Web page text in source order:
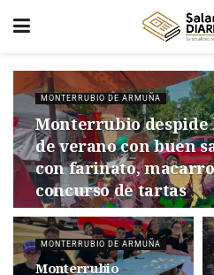
MONTERRUBIO DE ARMUÑA
Monterrubio despide
de verano con buen
con farinato,
concurso de tartas
MONTERRUBIO DE ARMUÑA
Monterrubio